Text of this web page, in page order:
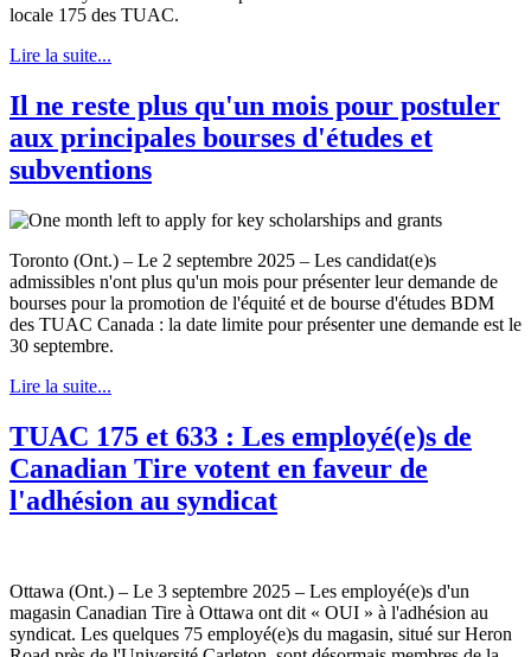
locale 175 des TUAC.
Lire la suite...
Il ne reste plus qu'un mois pour postuler
aux principales bourses d'études et
subventions
Toronto (Ont.) – Le 2 septembre 2025 – Les candidat(e)s
admissibles n'ont plus qu'un mois pour présenter leur demande de
bourses pour la promotion de l'équité et de bourse d'études BDM
des TUAC Canada : la date limite pour présenter une demande est le
30 septembre.
Lire la suite...
TUAC 175 et 633 : Les employé(e)s de
Canadian Tire votent en faveur de
l'adhésion au syndicat
Ottawa (Ont.) – Le 3 septembre 2025 – Les employé(e)s d'un
magasin Canadian Tire à Ottawa ont dit « OUI » à l'adhésion au
syndicat. Les quelques 75 employé(e)s du magasin, situé sur Heron